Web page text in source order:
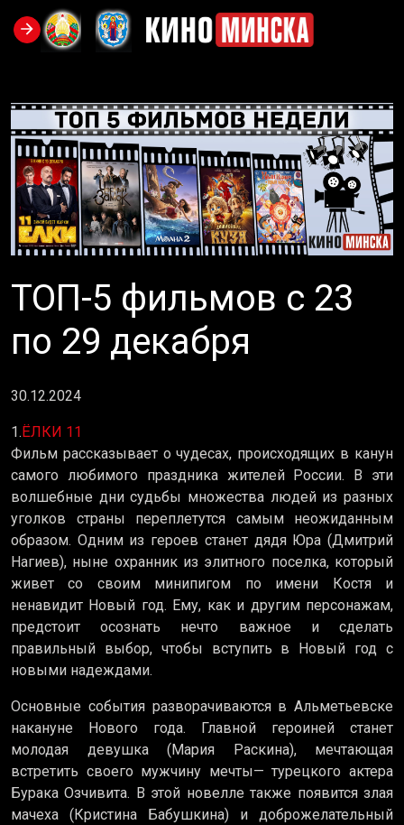
ТОП-5 фильмов с 23
по 29 декабря
30.12.2024
1. ЁЛКИ 11
Фильм рассказывает о чудесах, происходящих в канун
самого любимого праздника жителей России. В эти
волшебные дни судьбы множества людей из разных
уголков страны переплетутся самым неожиданным
образом. Одним из героев станет дядя Юра (Дмитрий
Нагиев), ныне охранник из элитного поселка, который
живет со своим минипигом по имени Костя и
ненавидит Новый год. Ему, как и другим персонажам,
предстоит осознать нечто важное и сделать
правильный выбор, чтобы вступить в Новый год с
новыми надеждами.
Основные события разворачиваются в Альметьевске
накануне Нового года. Главной героиней станет
молодая девушка (Мария Раскина), мечтающая
встретить своего мужчину мечты— турецкого актера
Бурака Озчивита. В этой новелле также появится злая
мачеха (Кристина Бабушкина) и доброжелательный